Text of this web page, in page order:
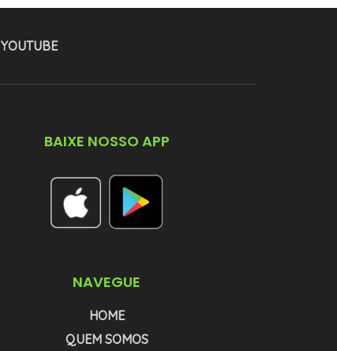
YOUTUBE
BAIXE NOSSO APP
NAVEGUE
HOME
QUEM SOMOS